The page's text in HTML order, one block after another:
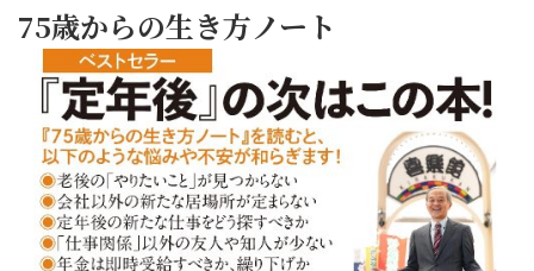
75歳からの生き方ノート